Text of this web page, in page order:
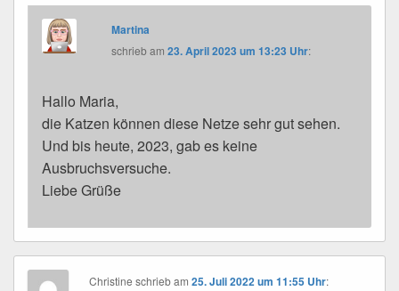
Martina
schriebam23. April 2023 um 13:23 Uhr:
Hallo Maria,
die Katzen können diese Netze sehr gut sehen.
Und bis heute, 2023, gab es keine
Ausbruchsversuche.
Liebe Grüße
Christine schriebam25. Juli 2022 um 11:55 Uhr: